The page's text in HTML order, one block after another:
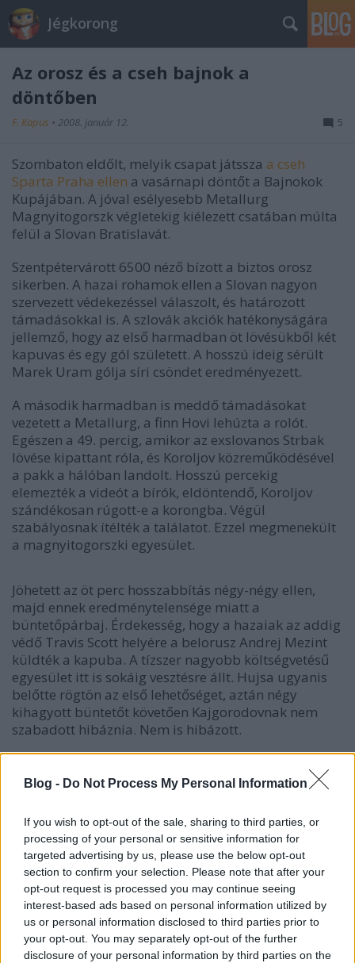
Blog - Do Not Process My Personal Information
If you wish to opt-out of the sale, sharing to third parties, or
processing of your personal or sensitive information for
targeted advertising by us, please use the below opt-out
section to confirm your selection. Please note that after your
opt-out request is processed you may continue seeing
interest-based ads based on personal information utilized by
us or personal information disclosed to third parties prior to
your opt-out. You may separately opt-out of the further
disclosure of your personal information by third parties on the
Jégkorong
Az orosz és a cseh bajnok a
döntőben
F. Kapus • 2008. január 12. 5
Szombaton eldőlt, melyik csapat játssza a cseh
Sparta Praha ellen a vasárnapi döntőt a Bajnokok
Kupájában. A jóval esélyesebb Metallurg
Magnyitogorszk végletekig kiélezett csatában múlta
felül a Slovan Bratislavát.
Szentpétervárott 6500 néző bízott a biztos orosz
sikerben. A hazai rohamok ellen a Slovan nagyon
szervezett védekezéssel válaszolt, és határozott
támadásokkal is. A szlovák akciók hatékonyságára
jellemző, hogy az első harmadban öt lövésükből két
kapuvas és egy gól született. A hosszú ideig sérült
Marek Uram gólja síri csöndet eredményezett.
A második harmadban is meddő támadásokat
vezetett a Metallurg, a finn Hovi lehúzta a rolót.
Egészen a 49. percig, amikor az exslovanos Strbak
lövése kipattant róla, és Koroljov közreműködésével
a pakk a hálóban landolt. Hosszú percekig
elemezték a videót a bírók, eldöntendő, Koroljov
szándékosan rúgott-e a korongba. Végül
szabályosnak ítélték a találatot. Ezzel megmenekült
a magnyitogorszki egyesület.
Jöhetett az öt perc hosszabbítás négy-négy ellen,
majd ennek eredménytelensége miatt a
büntetőpárbaj. Érdekesség, hogy a hazaiak az addig
védő Travis Scott helyére a belorusz Andrej Mezint
küldték a kapuba. A tízszer nagyobb költségvetésű
egyesület itt is sokáig vesztésre állt. Hujsa ugyanis
belőtte rögtön az első lehetőséget, aztán négy
kihagyott büntetőt követően Kajgorodovnak nem
szabadott hibáznia. Nem is hibázott.
ismét betalált, Hujsa hibázott, ígya Metallurg
után jó választásnak nevezte Mezint és
Kajgorodovot. Említsük meg a kapura lövési
statisztikát: 42-11 az oroszoknak.
A nap másik, tét nélküli mérkőzésén:Davos-Karpat
Oulu 1-6.